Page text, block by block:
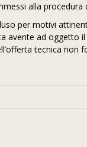
alla procedura
per motivi
avente ad oggetto
tecnica